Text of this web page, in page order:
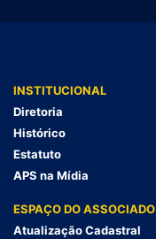
INSTITUCIONAL
Diretoria
Histórico
Estatuto
APS na Mídia
ESPAÇO DO ASSOCIADO
Atualização Cadastral